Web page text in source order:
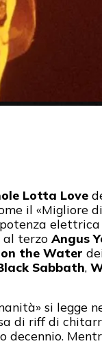
Lotta Love
il «Migliore
al terzo Angus
on the Water
Sabbath,
si legge
di riff di